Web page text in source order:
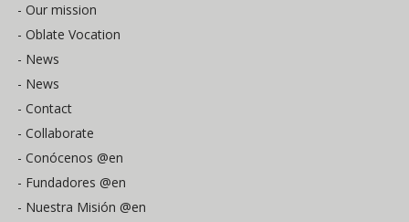
- Our mission
- Oblate Vocation
- News
- News
- Contact
- Collaborate
- Conócenos @en
- Fundadores @en
- Nuestra Misión @en